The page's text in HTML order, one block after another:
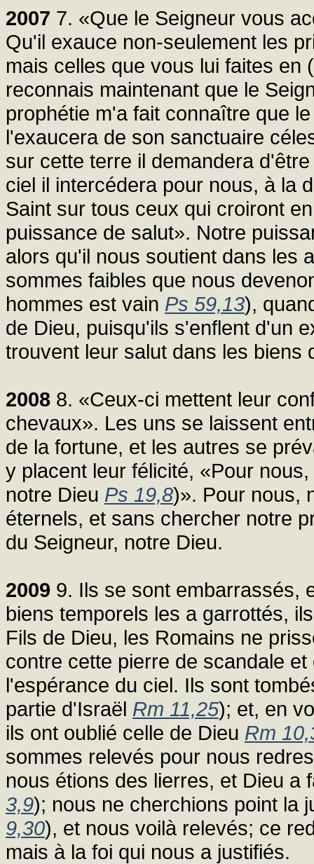
2007 7. «Que le Seigneur vous
Qu'il exauce non-seulement les
mais celles que vous lui faites en
reconnais maintenant que le
prophétie m'a fait connaître que
l'exaucera de son sanctuaire
sur cette terre il demandera
ciel il intercédera pour nous, à la
Saint sur tous ceux qui croiront
puissance de salut». Notre
alors qu'il nous soutient dans les
sommes faibles que nous
hommes est vain Ps 59,13),
de Dieu, puisqu'ils s'enflent d'un
trouvent leur salut dans les biens
2008 8. «Ceux-ci mettent leur
chevaux». Les uns se laissent
de la fortune, et les autres se
y placent leur félicité, «Pour
notre Dieu Ps 19,8)». Pour nous,
éternels, et sans chercher notre
du Seigneur, notre Dieu.
2009 9. Ils se sont embarrassés,
biens temporels les a garrottés,
Fils de Dieu, les Romains ne
contre cette pierre de scandale
l'espérance du ciel. Ils sont
partie d'Israël Rm 11,25); et, en
ils ont oublié celle de Dieu Rm
sommes relevés pour nous
nous étions des lierres, et Dieu
3,9); nous ne cherchions point la
9,30), et nous voilà relevés; ce
mais à la foi qui nous a justifiés.